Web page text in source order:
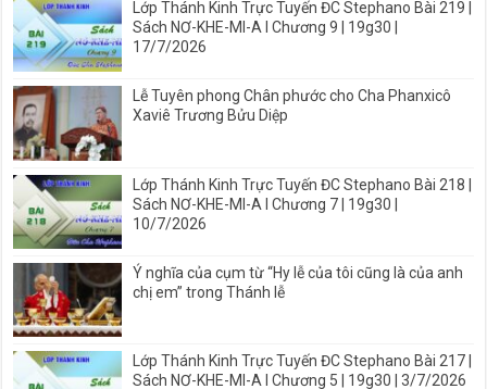
Lớp Thánh Kinh Trực Tuyến ĐC Stephano Bài 219 |
Sách NƠ-KHE-MI-A I Chương 9 | 19g30 |
17/7/2026
Lễ Tuyên phong Chân phước cho Cha Phanxicô
Xaviê Trương Bửu Diệp
Lớp Thánh Kinh Trực Tuyến ĐC Stephano Bài 218 |
Sách NƠ-KHE-MI-A I Chương 7 | 19g30 |
10/7/2026
Ý nghĩa của cụm từ “Hy lễ của tôi cũng là của anh
chị em” trong Thánh lễ
Lớp Thánh Kinh Trực Tuyến ĐC Stephano Bài 217 |
Sách NƠ-KHE-MI-A I Chương 5 | 19g30 | 3/7/2026